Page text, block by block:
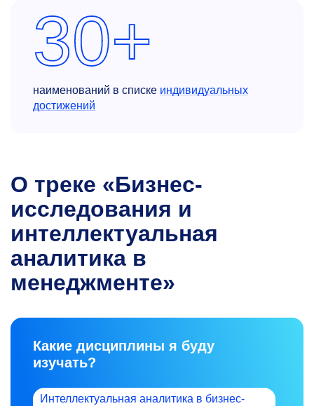
30+
наименований в списке индивидуальных
достижений
О треке «Бизнес-
исследования и
интеллектуальная
аналитика в
менеджменте»
Какие дисциплины я буду
изучать?
Интеллектуальная аналитика в бизнес-